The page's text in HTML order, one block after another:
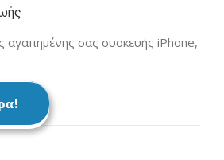
αγαπημένης σας συσκευής iPhone,